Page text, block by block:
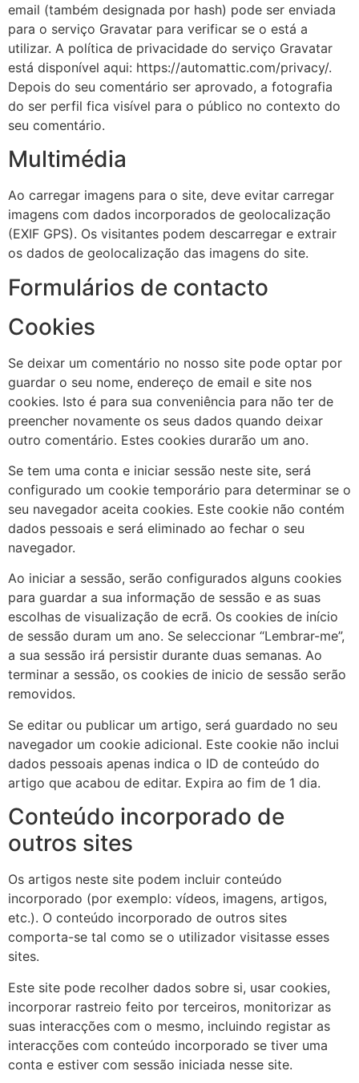
email (também designada por hash) pode ser enviada
para o serviço Gravatar para verificar se o está a
utilizar. A política de privacidade do serviço Gravatar
está disponível aqui: https://automattic.com/privacy/.
Depois do seu comentário ser aprovado, a fotografia
do ser perfil fica visível para o público no contexto do
seu comentário.
Multimédia
Ao carregar imagens para o site, deve evitar carregar
imagens com dados incorporados de geolocalização
(EXIF GPS). Os visitantes podem descarregar e extrair
os dados de geolocalização das imagens do site.
Formulários de contacto
Cookies
Se deixar um comentário no nosso site pode optar por
guardar o seu nome, endereço de email e site nos
cookies. Isto é para sua conveniência para não ter de
preencher novamente os seus dados quando deixar
outro comentário. Estes cookies durarão um ano.
Se tem uma conta e iniciar sessão neste site, será
configurado um cookie temporário para determinar se o
seu navegador aceita cookies. Este cookie não contém
dados pessoais e será eliminado ao fechar o seu
navegador.
Ao iniciar a sessão, serão configurados alguns cookies
para guardar a sua informação de sessão e as suas
escolhas de visualização de ecrã. Os cookies de início
de sessão duram um ano. Se seleccionar “Lembrar-me”,
a sua sessão irá persistir durante duas semanas. Ao
terminar a sessão, os cookies de inicio de sessão serão
removidos.
Se editar ou publicar um artigo, será guardado no seu
navegador um cookie adicional. Este cookie não inclui
dados pessoais apenas indica o ID de conteúdo do
artigo que acabou de editar. Expira ao fim de 1 dia.
Conteúdo incorporado de
outros sites
Os artigos neste site podem incluir conteúdo
incorporado (por exemplo: vídeos, imagens, artigos,
etc.). O conteúdo incorporado de outros sites
comporta-se tal como se o utilizador visitasse esses
sites.
Este site pode recolher dados sobre si, usar cookies,
incorporar rastreio feito por terceiros, monitorizar as
suas interacções com o mesmo, incluindo registar as
interacções com conteúdo incorporado se tiver uma
conta e estiver com sessão iniciada nesse site.